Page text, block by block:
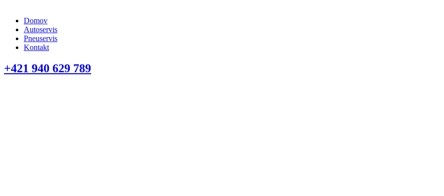
Domov
Autoservis
Pneuservis
Kontakt
+421 940 629 789